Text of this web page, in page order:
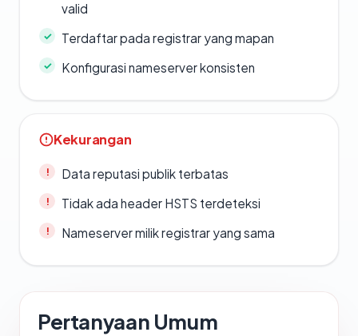
valid
Terdaftar pada registrar yang mapan
Konfigurasi nameserver konsisten
Kekurangan
Data reputasi publik terbatas
Tidak ada header HSTS terdeteksi
Nameserver milik registrar yang sama
Pertanyaan Umum